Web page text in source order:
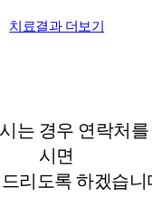
치료결과 더보기
는 경우 연락처
시면
리도록 하겠습니